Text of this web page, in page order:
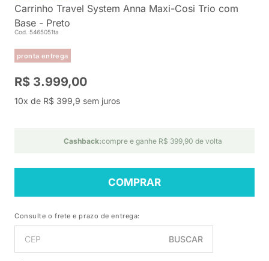
Carrinho Travel System Anna Maxi-Cosi Trio com
Base - Preto
Cod. 5465051ta
pronta entrega
R$ 3.999,00
10x de R$ 399,9 sem juros
Cashback:compre e ganhe R$ 399,90 de volta
COMPRAR
Consulte o frete e prazo de entrega:
BUSCAR